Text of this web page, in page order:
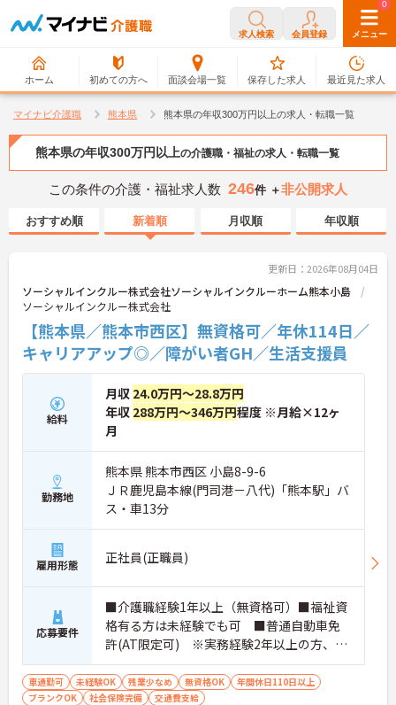
求人検索 会員登録 メニュー
ホーム 初めての方へ 面談会場一覧
0
保存した求人
0
最近見た求人
マイナビ介護職 熊本県 熊本県の年収300万円以上の求人・転職一覧
熊本県の年収300万円以上の介護職・福祉の求人・転職一覧
この条件の介護・福祉求人数 246件 ＋非公開求人
おすすめ順 新着順 月収順 年収順
更新日：2026年08月04日
ソーシャルインクルー株式会社ソーシャルインクルーホーム熊本小島
ソーシャルインクルー株式会社
【熊本県／熊本市西区】無資格可／年休114日／
キャリアアップ◎／障がい者GH／生活支援員
給料
月収 24.0万円～28.8万円
年収 288万円～346万円程度 ※月給×12ヶ
月
勤務地
熊本県 熊本市西区 小島8-9-6
ＪＲ鹿児島本線(門司港－八代)「熊本駅」バ
ス・車13分
雇用形態 正社員(正職員)
応募要件
■介護職経験1年以上（無資格可）■福祉資
格有る方は未経験でも可 ■普通自動車免
許(AT限定可) ※実務経験2年以上の方、障
がい者福祉に関する経験をお持ちの方大歓
迎
車通勤可 未経験OK 残業少なめ 無資格OK
年間休日110日以上
ブランクOK
社会保険完備 交通費支給